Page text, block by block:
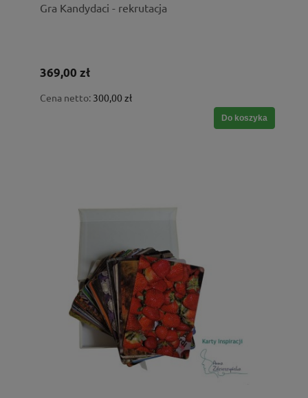
Gra Kandydaci - rekrutacja
369,00 zł
Cena netto: 300,00 zł
Do koszyka